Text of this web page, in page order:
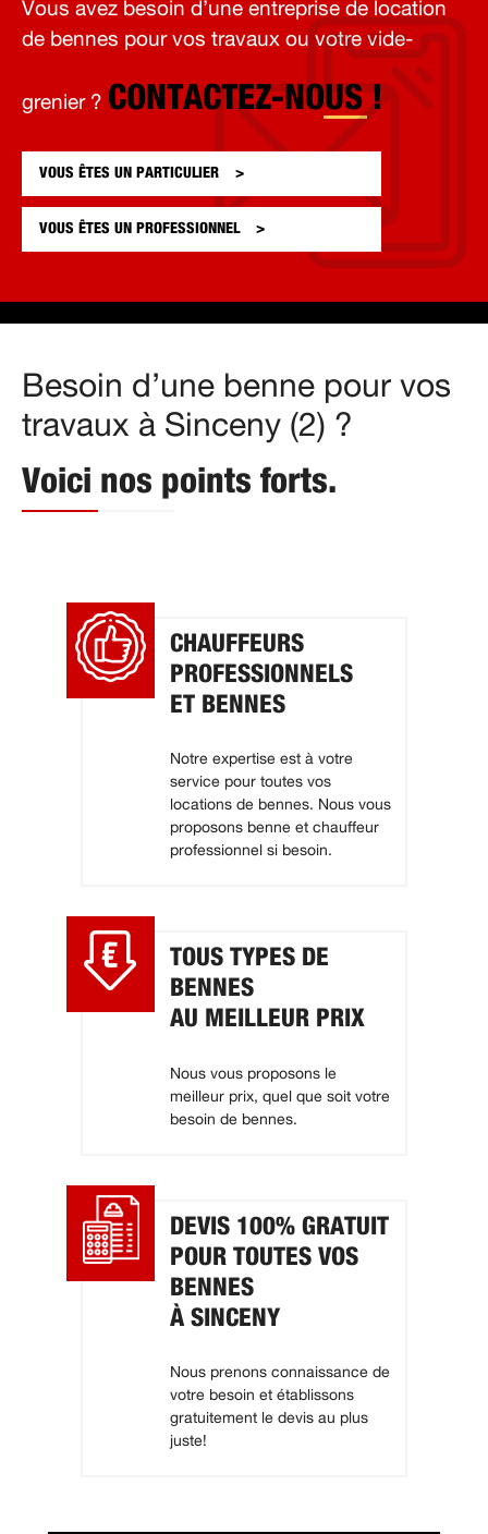
Vous avez besoin d’une entreprise de location
de bennes pour vos travaux ou votre vide-
grenier ? CONTACTEZ-NOUS !
VOUS ÊTES UN PARTICULIER
VOUS ÊTES UN PROFESSIONNEL
Besoin d’une benne pour vos
travaux à Sinceny (2) ?
Voici nos points forts.
CHAUFFEURS
PROFESSIONNELS
ET BENNES
Notre expertise est à votre
service pour toutes vos
locations de bennes. Nous vous
proposons benne et chauffeur
professionnel si besoin.
TOUS TYPES DE
BENNES
AU MEILLEUR PRIX
Nous vous proposons le
meilleur prix, quel que soit votre
besoin de bennes.
DEVIS 100% GRATUIT
POUR TOUTES VOS
BENNES
À SINCENY
Nous prenons connaissance de
votre besoin et établissons
gratuitement le devis au plus
juste!